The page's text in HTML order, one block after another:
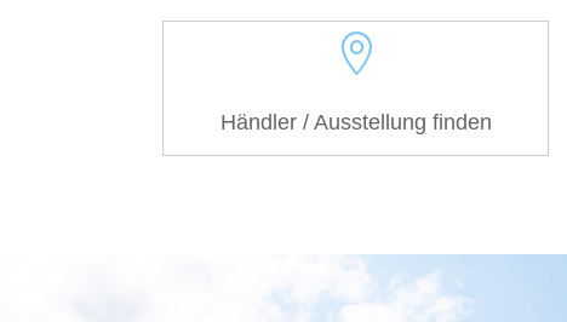

Händler / Ausstellung finden